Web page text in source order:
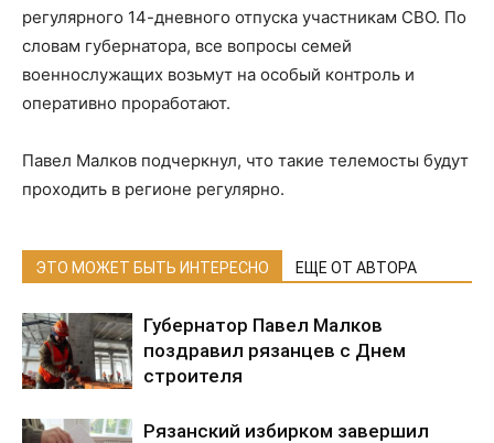
регулярного 14-дневного отпуска участникам СВО. По
словам губернатора, все вопросы семей
военнослужащих возьмут на особый контроль и
оперативно проработают.
Павел Малков подчеркнул, что такие телемосты будут
проходить в регионе регулярно.
ЭТО МОЖЕТ БЫТЬ ИНТЕРЕСНО ЕЩЕ ОТ АВТОРА
Губернатор Павел Малков
поздравил рязанцев с Днем
строителя
Рязанский избирком завершил